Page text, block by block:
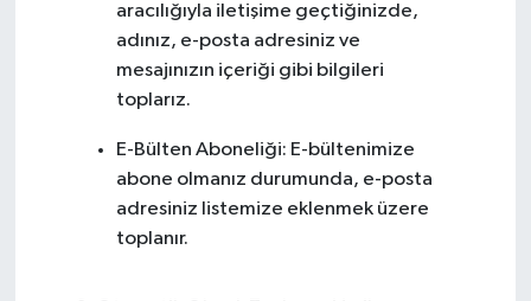
aracılığıyla iletişime geçtiğinizde,
adınız, e-posta adresiniz ve
mesajınızın içeriği gibi bilgileri
toplarız.
E-Bülten Aboneliği: E-bültenimize
abone olmanız durumunda, e-posta
adresiniz listemize eklenmek üzere
toplanır.